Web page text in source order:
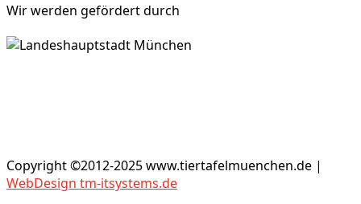
Wir werden gefördert durch
Copyright ©2012-2025 www.tiertafelmuenchen.de |
WebDesign tm-itsystems.de